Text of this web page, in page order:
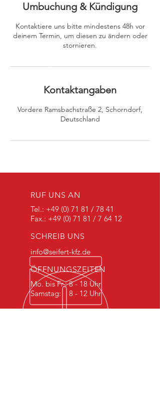
Umbuchung & Kündigung
Kontaktiere uns bitte mindestens 48h vor
deinem Termin, um diesen zu ändern oder
stornieren.
Kontaktangaben
Vordere Ramsbachstraße 2, Schorndorf,
Deutschland
RUF UNS AN
Tel.: +49 (0) 71 81 / 78 41
Fax.: +49 (0) 71 81 / 7 64 12
SCHREIB UNS
info@seifert-kfz.de
ÖFFNUNGSZEITEN
Mo. bis Fr.: 8 - 18 Uhr
Samstag: 8 - 12 Uhr